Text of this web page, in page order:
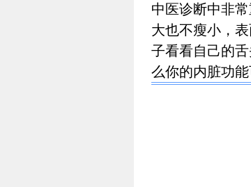
中医诊断中非
大也不瘦小，
子看看自己的
么你的内脏功能